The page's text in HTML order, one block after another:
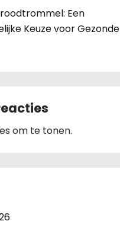
Een
Keuze voor Gezonde
om te tonen.